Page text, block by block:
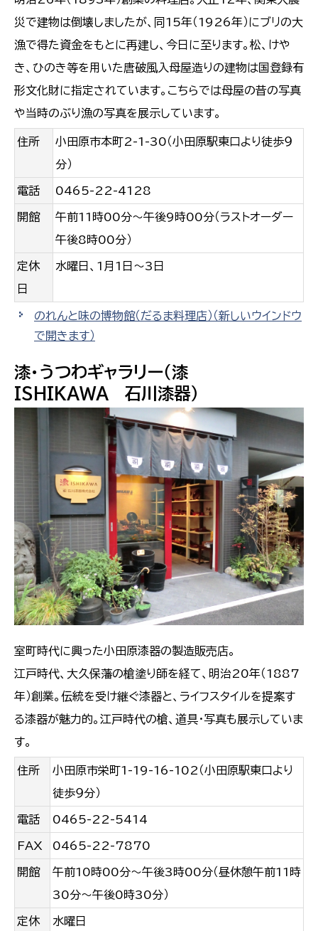
災で建物は倒壊しましたが、同15年（1926年）にブリの大
漁で得た資金をもとに再建し、今日に至ります。松、けや
き、ひのき等を用いた唐破風入母屋造りの建物は国登録有
形文化財に指定されています。こちらでは母屋の昔の写真
や当時のぶり漁の写真を展示しています。
住所
小田原市本町2-1-30（小田原駅東口より徒歩９
分）
電話 0465-22-4128
開館
午前11時00分～午後9時00分（ラストオーダー
午後8時00分）
定休
日
水曜日、1月1日～3日
のれんと味の博物館（だるま料理店） （新しいウインドウ
で開きます）
漆・うつわギャラリー（漆
ISHIKAWA 石川漆器）
室町時代に興った小田原漆器の製造販売店。
江戸時代、大久保藩の槍塗り師を経て、明治20年（1887
年）創業。伝統を受け継ぐ漆器と、ライフスタイルを提案す
る漆器が魅力的。江戸時代の槍、道具・写真も展示していま
す。
住所
小田原市栄町1-19-16-102（小田原駅東口より
徒歩９分）
電話 0465-22-5414
FAX 0465-22-7870
開館
午前10時00分〜午後3時00分（昼休憩午前11時
30分～午後0時30分）
定休
水曜日